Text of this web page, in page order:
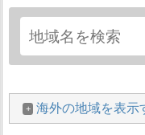
海外の地域を表示